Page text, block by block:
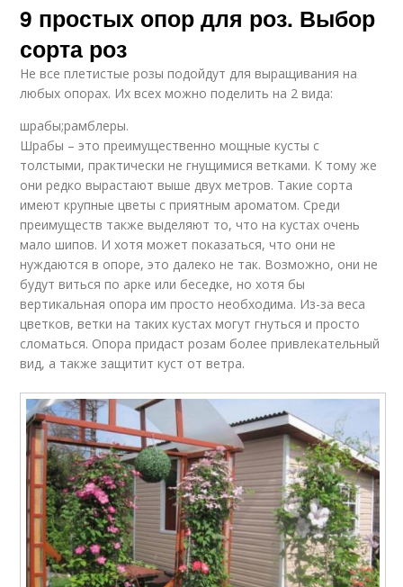
9 простых опор для роз. Выбор
сорта роз
Не все плетистые розы подойдут для выращивания на
любых опорах. Их всех можно поделить на 2 вида:
шрабы;рамблеры.
Шрабы – это преимущественно мощные кусты с
толстыми, практически не гнущимися ветками. К тому же
они редко вырастают выше двух метров. Такие сорта
имеют крупные цветы с приятным ароматом. Среди
преимуществ также выделяют то, что на кустах очень
мало шипов. И хотя может показаться, что они не
нуждаются в опоре, это далеко не так. Возможно, они не
будут виться по арке или беседке, но хотя бы
вертикальная опора им просто необходима. Из-за веса
цветков, ветки на таких кустах могут гнуться и просто
сломаться. Опора придаст розам более привлекательный
вид, а также защитит куст от ветра.